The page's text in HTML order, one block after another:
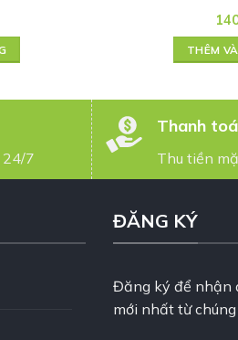
THÊM
24/7
Thanh
Thu tiền
ĐĂNG KÝ
Đăng ký để nhận
mới nhất từ chúng